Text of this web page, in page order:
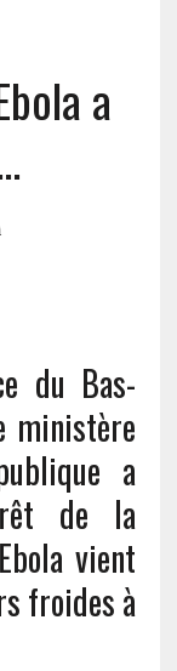
a
du Bas-
ministère
a
de la
vient
froides à